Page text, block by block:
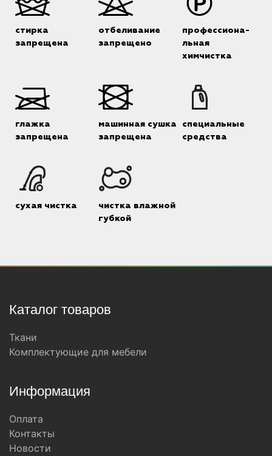
стирка
запрещена
отбеливание
запрещено
профессиона-
льная
химчистка
глажка
запрещена
машинная сушка
запрещена
специальные
средства
сухая чистка
чистка влажной
губкой
Каталог товаров
Ткани
Комплектующие для мебели
Информация
Оплата
Контакты
Новости